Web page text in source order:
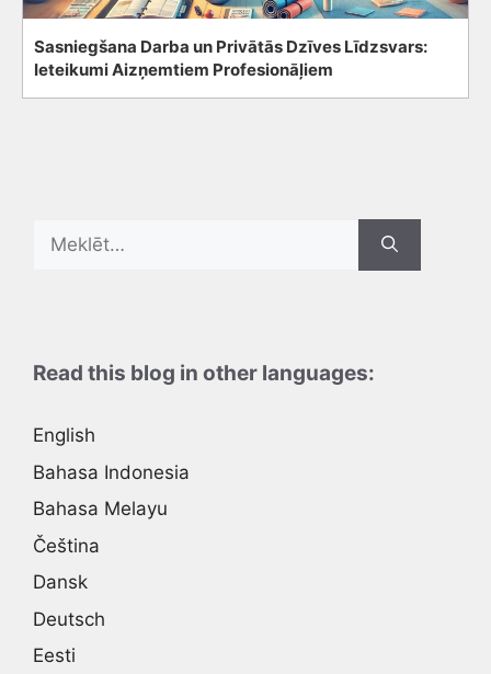
Sasniegšana Darba un Privātās Dzīves Līdzsvars:
Ieteikumi Aizņemtiem Profesionāļiem
Search
Read this blog in other languages:
English
Bahasa Indonesia
Bahasa Melayu
Čeština
Dansk
Deutsch
Eesti